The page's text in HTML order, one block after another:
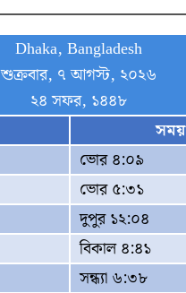
Dhaka, Bangladesh
শুক্রবার, ৭ আগস্ট, ২০২৬
২৪ সফর, ১৪৪৮
সময়
ভোর ৪:০৯
ভোর ৫:৩১
দুপুর ১২:০৪
বিকাল ৪:৪১
সন্ধ্যা ৬:৩৮